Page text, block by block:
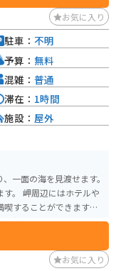
使ったジュースなどがお
の飲食店でも味わうこ
お気に入り
一面の海を見渡せます。
。 岬周辺にはホテルや
することができます。
気持ち良いです。
駐車： 不明
予算： 無料
混雑： 普通
滞在： 1時間
施設： 屋外
お気に入り